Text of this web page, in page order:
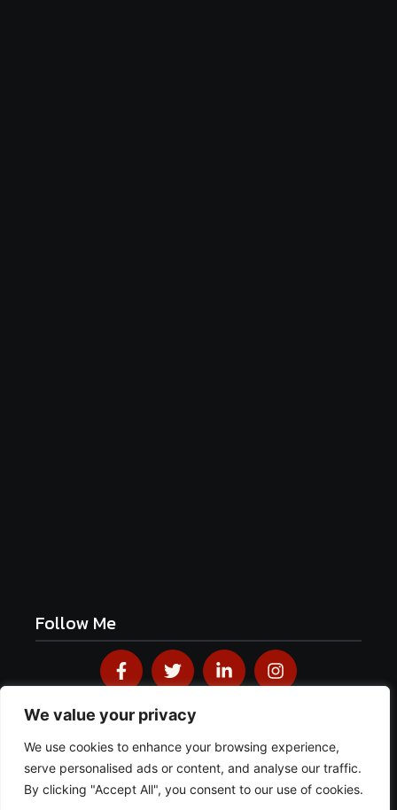
We value your privacy
We use cookies to enhance your browsing experience,
serve personalised ads or content, and analyse our traffic.
By clicking "Accept All", you consent to our use of cookies.
Follow Me
© 2026Blackforestkitchenblog· Mit Liebe im Schwarzwald
gemacht · Alle Rechte vorbehalten.
Impressum·Datenschutz·AGB